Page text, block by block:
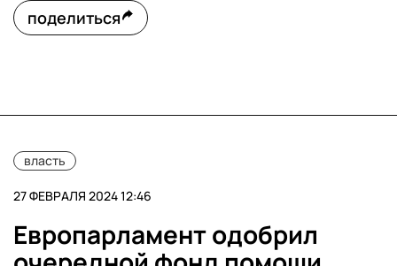
поделиться
власть
27 ФЕВРАЛЯ 2024 12:46
Европарламент одобрил